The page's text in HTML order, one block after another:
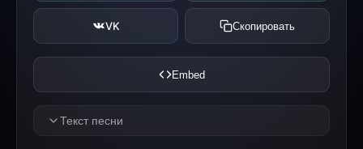
VK Скопировать
Embed
Текст песни